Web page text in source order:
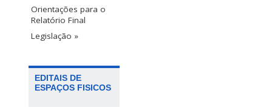
Orientações para o
Relatório Final
Legislação »
EDITAIS DE
ESPAÇOS FISICOS